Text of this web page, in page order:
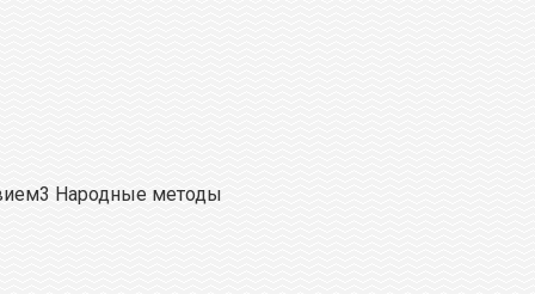
Народные методы